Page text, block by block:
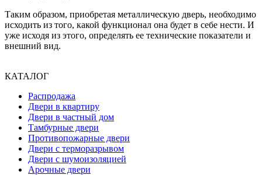
Таким образом, приобретая металлическую дверь, необходимо
исходить из того, какой функционал она будет в себе нести. И
уже исходя из этого, определять ее технические показатели и
внешний вид.
КАТАЛОГ
Распродажа
Двери в квартиру
Двери в частный дом
Тамбурные двери
Противопожарные двери
Двери с терморазрывом
Двери с шумоизоляцией
Арочные двери